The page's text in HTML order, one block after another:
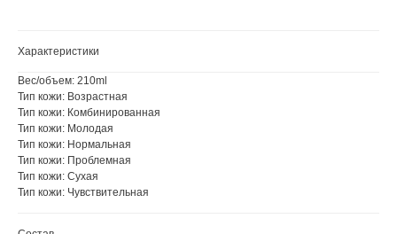
Характеристики
Вес/объем: 210ml
Тип кожи: Возрастная
Тип кожи: Комбинированная
Тип кожи: Молодая
Тип кожи: Нормальная
Тип кожи: Проблемная
Тип кожи: Сухая
Тип кожи: Чувствительная